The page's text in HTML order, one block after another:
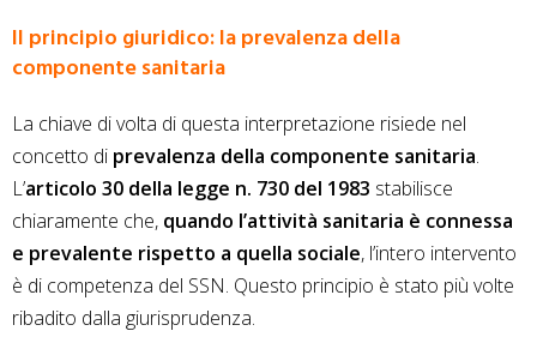
Il principio giuridico: la prevalenza della
componente sanitaria
La chiave di volta di questa interpretazione risiede nel
concetto di prevalenza della componente sanitaria.
L’articolo 30 della legge n. 730 del 1983 stabilisce
chiaramente che, quando l’attività sanitaria è connessa
e prevalente rispetto a quella sociale, l’intero intervento
è di competenza del SSN. Questo principio è stato più volte
ribadito dalla giurisprudenza.